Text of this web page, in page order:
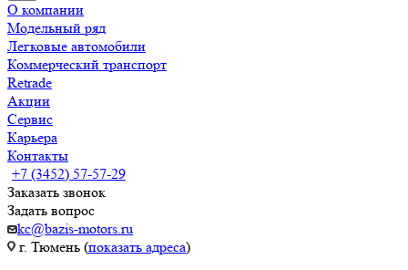
О компании
Модельный ряд
Легковые автомобили
Коммерческий транспорт
Retrade
Акции
Сервис
Карьера
Контакты
+7 (3452) 57-57-29
Заказать звонок
Задать вопрос
kc@bazis-motors.ru
г. Тюмень (показать адреса)